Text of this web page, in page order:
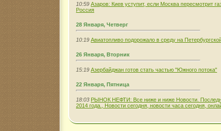
10:59 Азаров: Киев уступит, если Москва пересмотрит
Россия
28 Января, Четверг
10:19 Авиатопливо подорожало в среду на
26 Января, Вторник
15:19 Азербайджан готов стать частью "Южного потока"
22 Января, Пятница
18:03 РЫНОК НЕФТИ: Все ниже и ниже Новости.
2014 года., Новости сегодня, новости часа сегодня,